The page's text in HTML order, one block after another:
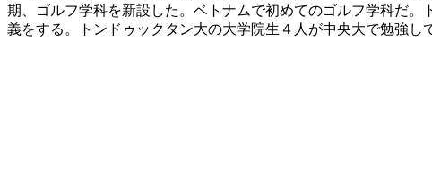
期、ゴルフ学科を新設した。ベトナムで初めてのゴルフ学科だ
義をする。トンドゥックタン大の大学院生４人が中央大で勉強し